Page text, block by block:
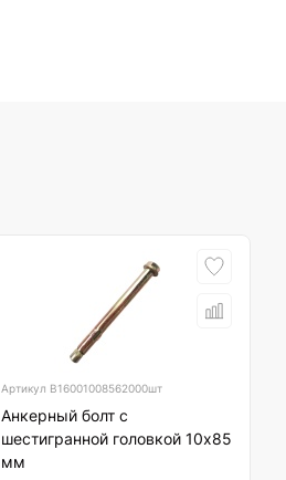
Артикул B16001008562000шт
Анкерный болт с
шестигранной головкой 10х85
мм